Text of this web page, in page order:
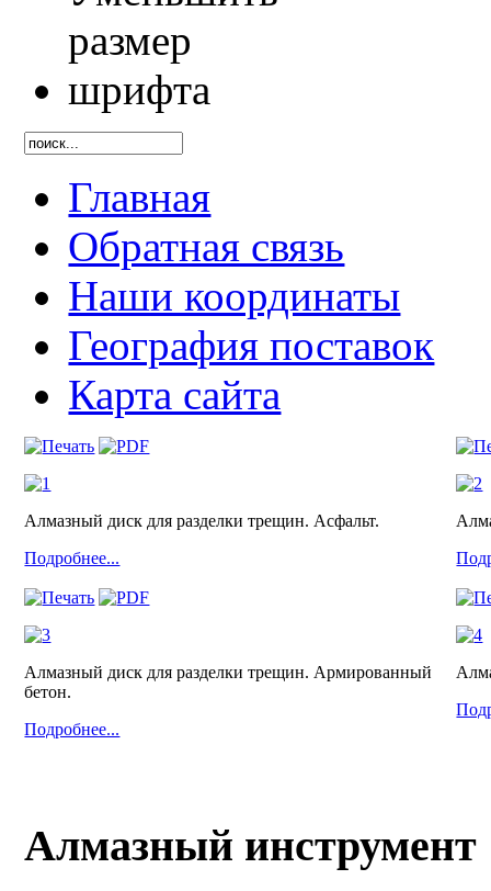
Главная
Обратная связь
Наши координаты
География поставок
Карта сайта
Алмазный диск для разделки трещин. Асфальт.
Подробнее...
Алмазный диск для разделки трещин. Армированный
бетон.
Подробнее...
Алмазный инструмент